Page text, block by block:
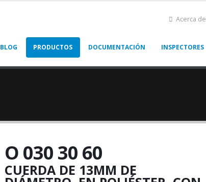
Acerca de
BLOG PRODUCTOS DOCUMENTACIÓN INSPECTORES
O 030 30 60
CUERDA DE 13MM DE